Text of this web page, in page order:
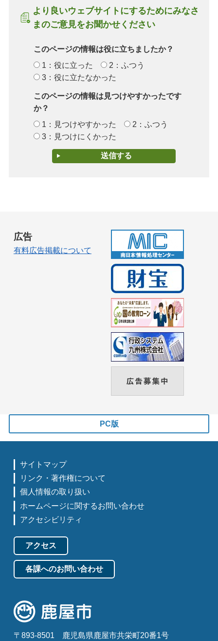
より良いウェブサイトにするためにみなさ
まのご意見をお聞かせください
このページの情報は役に立ちましたか？
1：役に立った
2：ふつう
3：役に立たなかった
このページの情報は見つけやすかったです
か？
1：見つけやすかった
2：ふつう
3：見つけにくかった
広告
有料広告掲載について
PC版
サイトマップ
リンク・著作権について
個人情報の取り扱い
ホームページに関するお問い合わせ
アクセシビリティ
アクセス
各課へのお問い合わせ
〒893-8501 鹿児島県鹿屋市共栄町20番1号